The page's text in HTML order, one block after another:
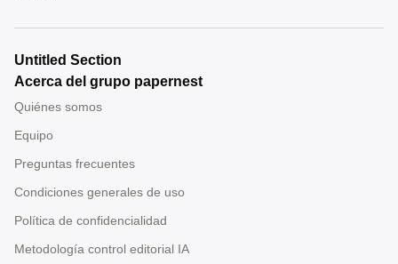
Untitled Section
Acerca del grupo papernest
Quiénes somos
Equipo
Preguntas frecuentes
Condiciones generales de uso
Política de confidencialidad
Metodología control editorial IA